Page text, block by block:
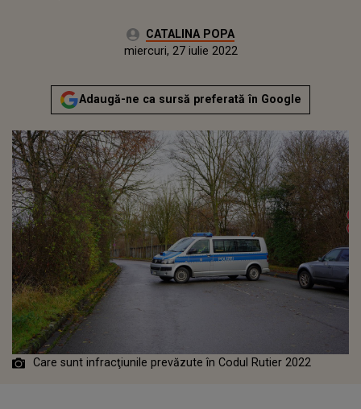
Autor:CATALINA POPA
Publicat:
miercuri, 27 iulie 2022
Adaugă-ne ca sursă preferată în Google
Care sunt infracţiunile prevăzute în Codul Rutier 2022